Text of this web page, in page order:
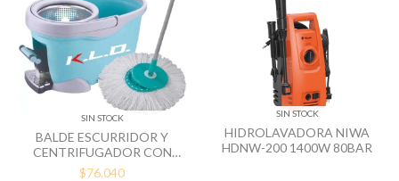
SIN STOCK
BALDE ESCURRIDOR Y
CENTRIFUGADOR CON
MOPA KLD
$76.040
SIN STOCK
HIDROLAVADORA NIWA
HDNW-200 1400W 80BAR